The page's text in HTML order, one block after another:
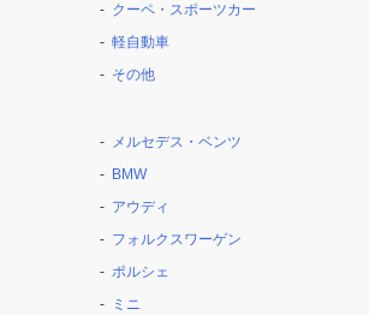
クーペ・スポーツカー
軽自動車
その他
メルセデス・ベンツ
BMW
アウディ
フォルクスワーゲン
ポルシェ
ミニ